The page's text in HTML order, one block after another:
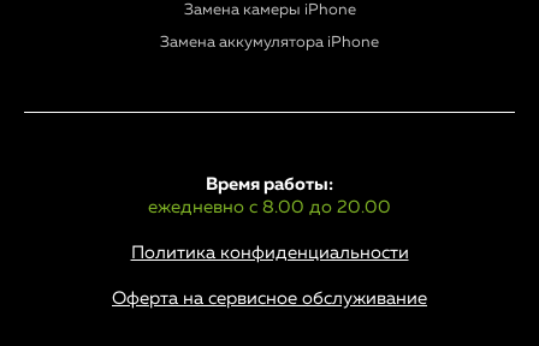
Замена камеры iPhone
Замена аккумулятора iPhone
Политика конфиденциальности
Время работы:
ежедневно с 8.00 до 20.00
Оферта на сервисное обслуживание